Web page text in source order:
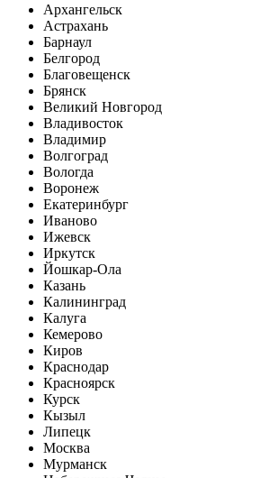
Архангельск
Астрахань
Барнаул
Белгород
Благовещенск
Брянск
Великий Новгород
Владивосток
Владимир
Волгоград
Вологда
Воронеж
Екатеринбург
Иваново
Ижевск
Иркутск
Йошкар-Ола
Казань
Калининград
Калуга
Кемерово
Киров
Краснодар
Красноярск
Курск
Кызыл
Липецк
Москва
Мурманск